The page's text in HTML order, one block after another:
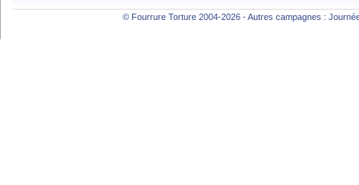
© Fourrure Torture 2004-2026 - Autres campagnes :